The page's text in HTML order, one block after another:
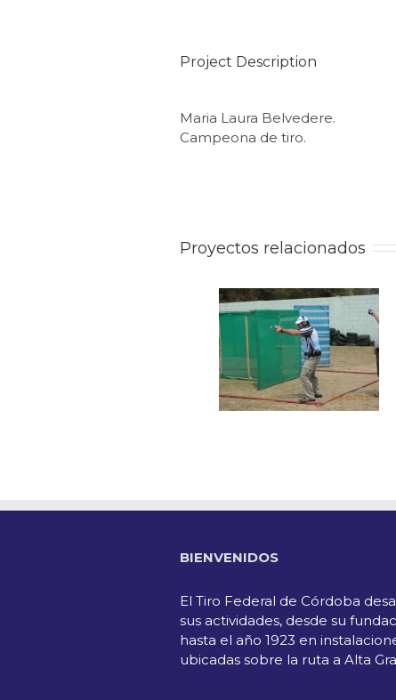
Project Description
Maria Laura Belvedere.
Campeona de tiro.
Proyectos relacionados
BIENVENIDOS
El Tiro Federal de Córdoba
sus actividades, desde su
hasta el año 1923 en
ubicadas sobre la ruta a Alta